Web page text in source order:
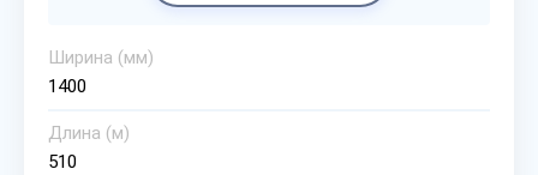
Ширина (мм)
1400
Длина (м)
510